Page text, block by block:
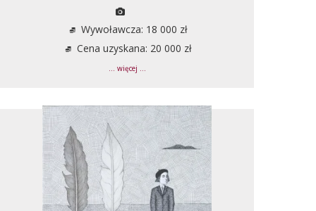
Wywoławcza: 18 000 zł
Cena uzyskana: 20 000 zł
... więcej ...